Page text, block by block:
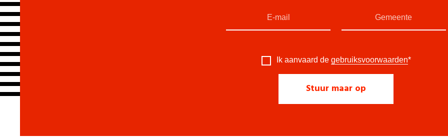
Ik aanvaard de gebruiksvoorwaarden*